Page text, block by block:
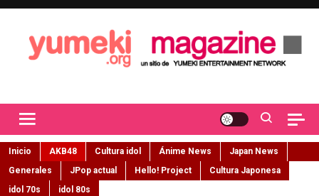
Inicio AKB48 Cultura idol Ánime News
Japan News
Generales
JPop actual Hello! Project
Cultura Japonesa
idol 70s
idol 80s